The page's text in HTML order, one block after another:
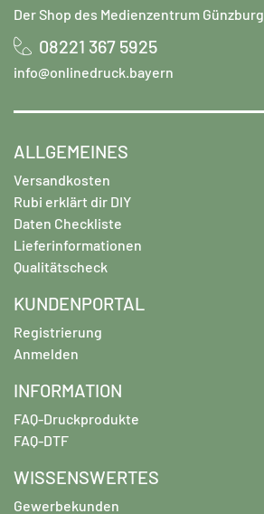
Der Shop des Medienzentrum Günzburg
08221 367 5925
info@onlinedruck.bayern
ALLGEMEINES
Versandkosten
Rubi erklärt dir DIY
Daten Checkliste
Lieferinformationen
Qualitätscheck
KUNDENPORTAL
Registrierung
Anmelden
INFORMATION
FAQ-Druckprodukte
FAQ-DTF
WISSENSWERTES
Gewerbekunden